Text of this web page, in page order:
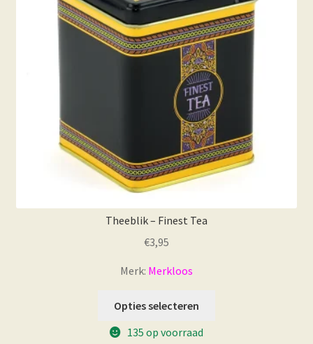
Theeblik – Finest Tea
€3,95
Merk: Merkloos
Opties selecteren
135 op voorraad